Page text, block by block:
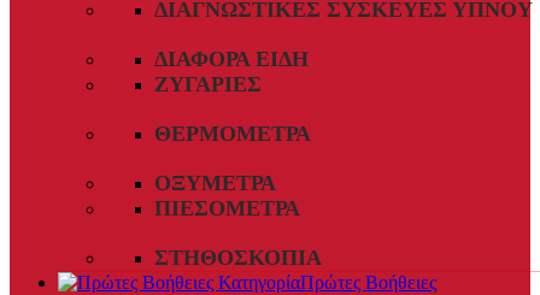
ΔΙΑΓΝΩΣΤΙΚΈΣ ΣΥΣΚΕΥΈΣ ΎΠΝΟΥ
ΔΙΆΦΟΡΑ ΕΊΔΗ
ΖΥΓΑΡΙΈΣ
ΘΕΡΜΌΜΕΤΡΑ
ΟΞΎΜΕΤΡΑ
ΠΙΕΣΌΜΕΤΡΑ
ΣΤΗΘΟΣΚΌΠΙΑ
Πρώτες Βοήθειες